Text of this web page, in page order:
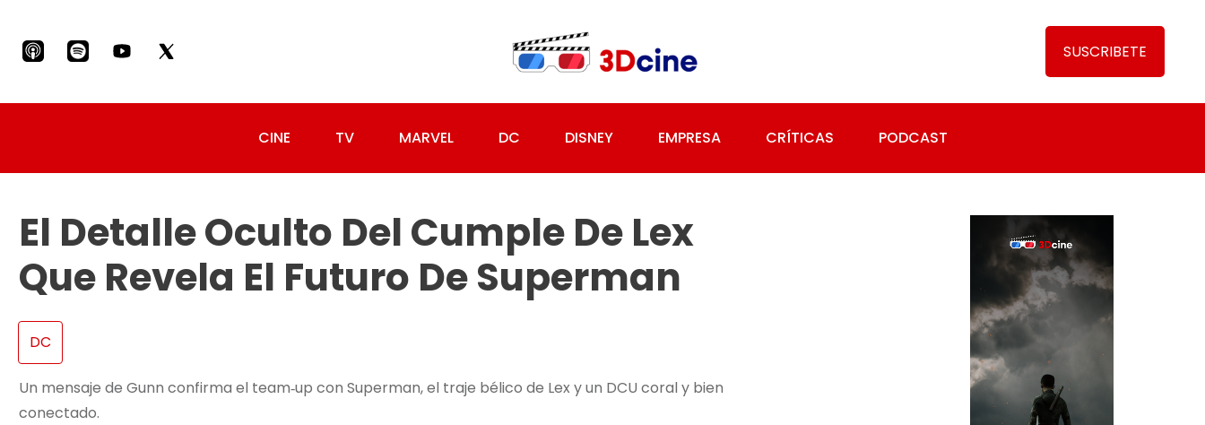
SUSCRIBETE
CINE TV MARVEL DC DISNEY EMPRESA CRÍTICAS PODCAST
El Detalle Oculto Del Cumple De Lex
Que Revela El Futuro De Superman
DC
Un mensaje de Gunn confirma el team‑up con Superman, el traje bélico de Lex y un DCU coral y bien
conectado.